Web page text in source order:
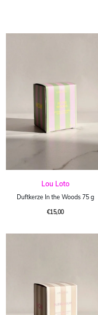
Lou Loto
Duftkerze In the Woods 75 g
€15,00